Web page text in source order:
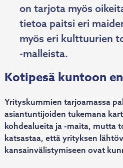
on tarjota myös
tietoa paitsi eri
myös eri kulttuurien
-malleista.
Kotipesä kuntoon
Yrityskummien tarjoamassa
asiantuntijoiden tukemana
kohdealueita ja -maita, mutta
katsastaa, että yrityksen
kansainvälistymiseen ovat